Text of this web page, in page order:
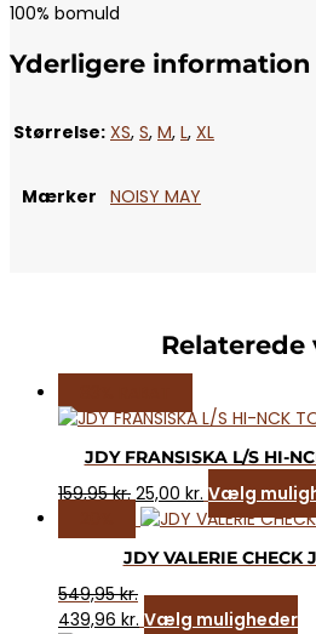
100% bomuld
Yderligere information
Størrelse: XS, S, M, L, XL
Mærker NOISY MAY
Relaterede
JDY FRANSISKA L/S HI-
159,95kr. Den
oprindelige
pris
var:
159,95 kr..
25,00 kr. Den
aktuelle
er:
25,00 kr..
Vælg
JDY VALERIE CHECK
549,95kr.
439,96 kr. Vælg muligheder